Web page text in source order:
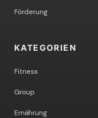
Förderung
KATEGORIEN
Fitness
Group
Ernährung